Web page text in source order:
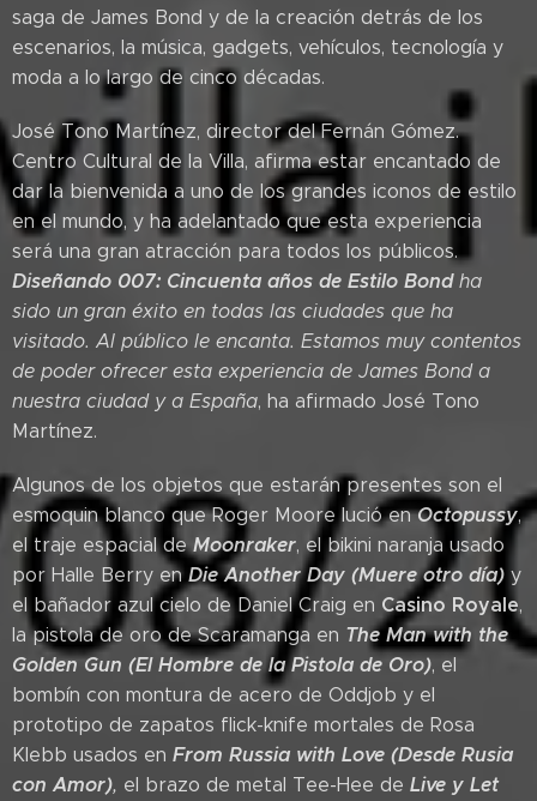
saga de James Bond y de la creación detrás de los
escenarios, la música, gadgets, vehículos, tecnología y
moda a lo largo de cinco décadas.
José Tono Martínez, director del Fernán Gómez.
Centro Cultural de la Villa, afirma estar encantado de
dar la bienvenida a uno de los grandes iconos de estilo
en el mundo, y ha adelantado que esta experiencia
será una gran atracción para todos los públicos.
Diseñando 007: Cincuenta años de Estilo Bondha
sido un gran éxito en todas las ciudades que ha
visitado. Al público le encanta. Estamos muy contentos
de poder ofrecer esta experiencia de James Bond a
nuestra ciudad y a España, ha afirmado José Tono
Martínez.
Algunos de los objetos que estarán presentes son el
esmoquin blanco que Roger Moore lució enOctopussy,
el traje espacial deMoonraker, el bikini naranja usado
por Halle Berry en Die Another Day (Muere otro día) y
el bañador azul cielo de Daniel Craig en Casino Royale,
la pistola de oro de Scaramanga en The Man with the
Golden Gun (El Hombre de la Pistola de Oro), el
bombín con montura de acero de Oddjob y el
prototipo de zapatos flick-knife mortales de Rosa
Klebb usados en From Russia with Love (Desde Rusia
con Amor), el brazo de metal Tee-Hee de Live y Let